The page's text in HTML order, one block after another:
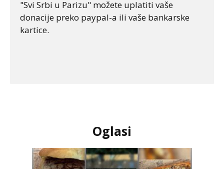
"Svi Srbi u Parizu" možete uplatiti vaše
donacije preko paypal-a ili vaše bankarske
kartice.
Oglasi